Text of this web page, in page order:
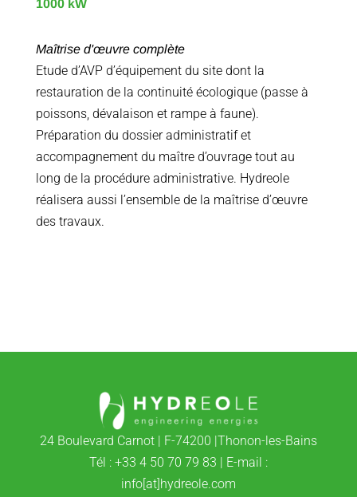
1000 kW
Maîtrise d'œuvre complète
Etude d’AVP d’équipement du site dont la
restauration de la continuité écologique (passe à
poissons, dévalaison et rampe à faune).
Préparation du dossier administratif et
accompagnement du maître d’ouvrage tout au
long de la procédure administrative. Hydreole
réalisera aussi l’ensemble de la maîtrise d’œuvre
des travaux.
24 Boulevard Carnot | F-74200 |Thonon-les-Bains
Tél : +33 4 50 70 79 83 | E-mail :
info[at]hydreole.com